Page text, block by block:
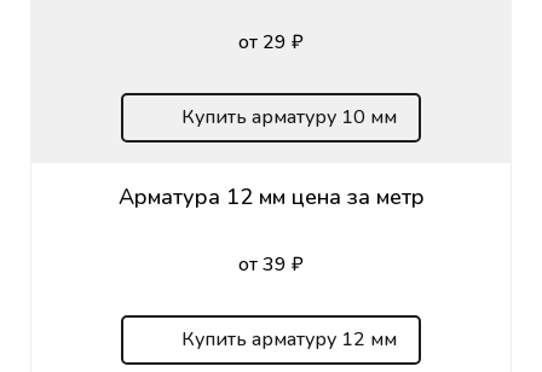
от 29 ₽
Купить арматуру 10 мм
Арматура 12 мм цена за метр
от 39 ₽
Купить арматуру 12 мм